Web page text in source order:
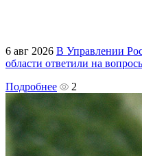
6 авг 2026 В Управлении
области ответили на
Подробнее
2